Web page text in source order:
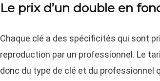
Le prix d’un double en
Chaque clé a des spécificités qui sont
reproduction par un professionnel. Le
donc du type de clé et du